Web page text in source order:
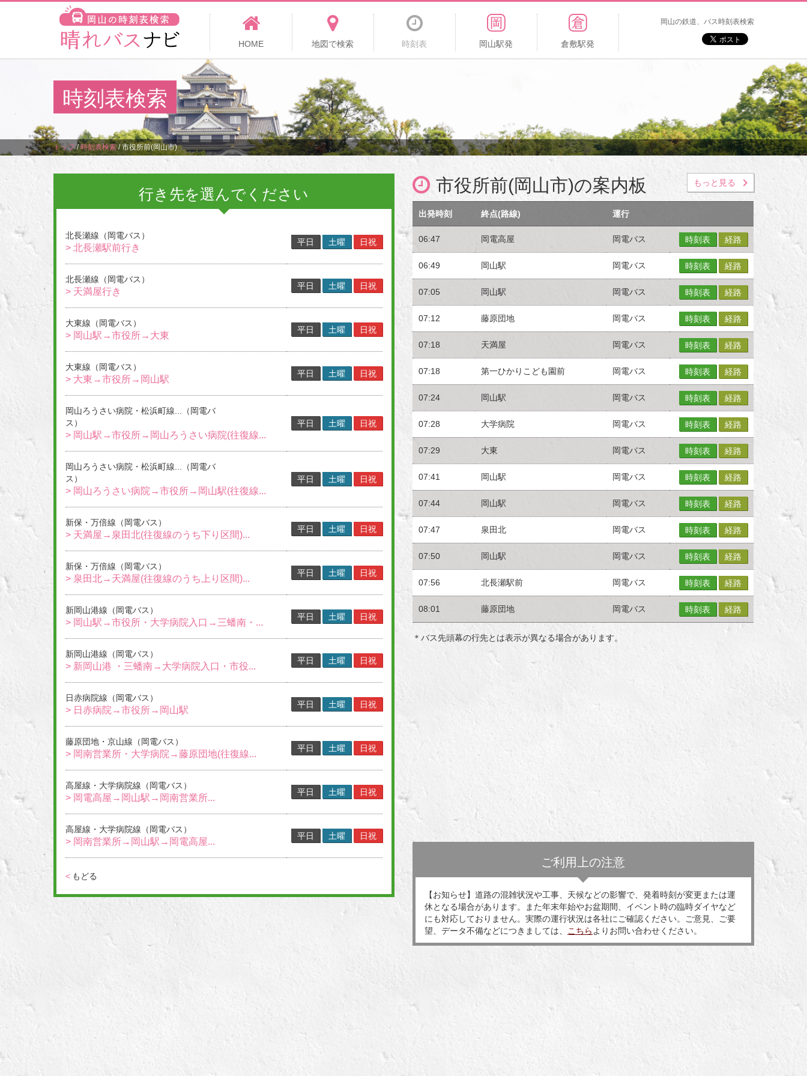
HOME 地図で検索 時刻表 岡山駅発 倉敷駅発
岡山の鉄道、バス時刻表検索
時刻表検索
トップ/時刻表検索/市役所前(岡山市)
行き先を選んでください
北長瀬線（岡電バス）
> 北長瀬駅前行き
平日 土曜 日祝
北長瀬線（岡電バス）
> 天満屋行き
平日 土曜 日祝
大東線（岡電バス）
> 岡山駅→市役所→大東
平日 土曜 日祝
大東線（岡電バス）
> 大東→市役所→岡山駅
平日 土曜 日祝
岡山ろうさい病院・松浜町線...（岡電バ
ス）
> 岡山駅→市役所→岡山ろうさい病院(往復線...
平日 土曜 日祝
岡山ろうさい病院・松浜町線...（岡電バ
ス）
> 岡山ろうさい病院→市役所→岡山駅(往復線...
平日 土曜 日祝
新保・万倍線（岡電バス）
> 天満屋→泉田北(往復線のうち下り区間)...
平日 土曜 日祝
新保・万倍線（岡電バス）
> 泉田北→天満屋(往復線のうち上り区間)...
平日 土曜 日祝
新岡山港線（岡電バス）
> 岡山駅→市役所・大学病院入口→三蟠南・...
平日 土曜 日祝
新岡山港線（岡電バス）
> 新岡山港 ・三蟠南→大学病院入口・市役...
平日 土曜 日祝
日赤病院線（岡電バス）
> 日赤病院→市役所→岡山駅
平日 土曜 日祝
藤原団地・京山線（岡電バス）
> 岡南営業所・大学病院→藤原団地(往復線...
平日 土曜 日祝
高屋線・大学病院線（岡電バス）
> 岡電高屋→岡山駅→岡南営業所...
平日 土曜 日祝
高屋線・大学病院線（岡電バス）
> 岡南営業所→岡山駅→岡電高屋...
平日 土曜 日祝
< もどる
市役所前(岡山市)の案内板 もっと見る
出発時刻 終点(路線) 運行
06:47 岡電高屋 岡電バス 時刻表 経路
06:49 岡山駅 岡電バス 時刻表 経路
07:05 岡山駅 岡電バス 時刻表 経路
07:12 藤原団地 岡電バス 時刻表 経路
07:18 天満屋 岡電バス 時刻表 経路
07:18 第一ひかりこども園前 岡電バス 時刻表 経路
07:24 岡山駅 岡電バス 時刻表 経路
07:28 大学病院 岡電バス 時刻表 経路
07:29 大東 岡電バス 時刻表 経路
07:41 岡山駅 岡電バス 時刻表 経路
07:44 岡山駅 岡電バス 時刻表 経路
07:47 泉田北 岡電バス 時刻表 経路
07:50 岡山駅 岡電バス 時刻表 経路
07:56 北長瀬駅前 岡電バス 時刻表 経路
08:01 藤原団地 岡電バス 時刻表 経路
＊バス先頭幕の行先とは表示が異なる場合があります。
ご利用上の注意
【お知らせ】道路の混雑状況や工事、天候などの影響で、発着時刻が変更または運
休となる場合があります。また年末年始やお盆期間、イベント時の臨時ダイヤなど
にも対応しておりません。実際の運行状況は各社にご確認ください。ご意見、ご要
望、データ不備などにつきましては、
こちら よりお問い合わせください。